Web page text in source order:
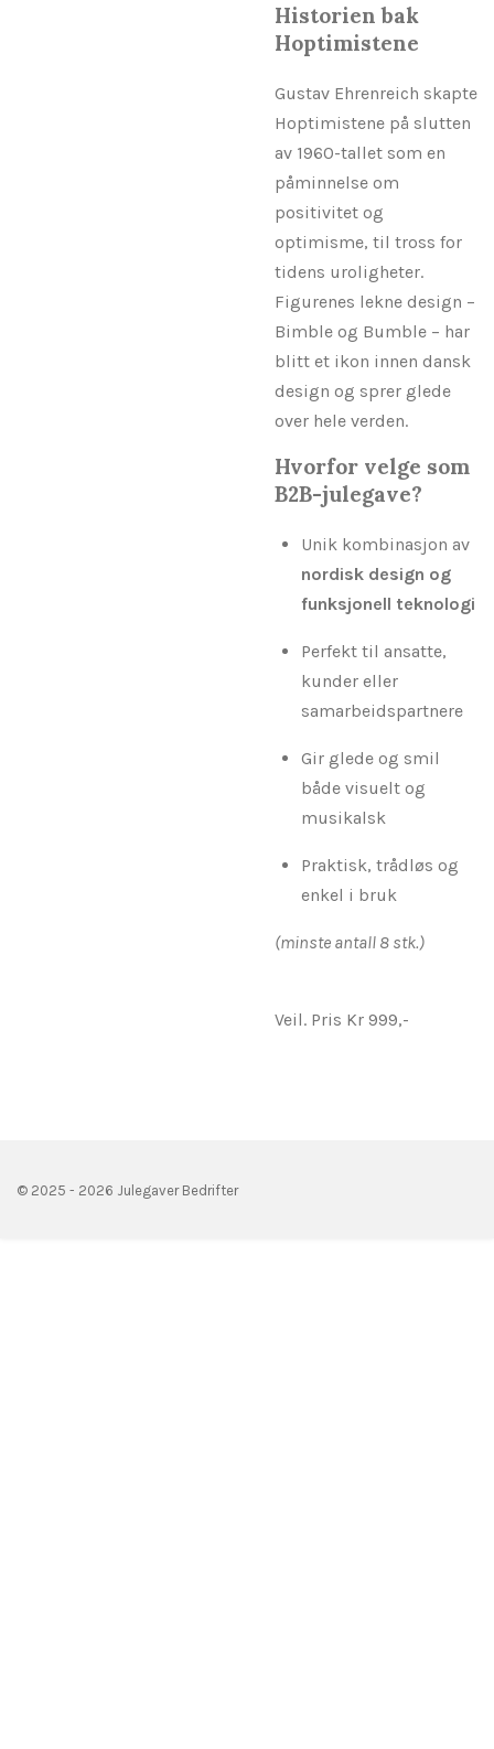
Historien bak
Hoptimistene
Gustav Ehrenreich skapte
Hoptimistene på slutten
av 1960-tallet som en
påminnelse om
positivitet og
optimisme, til tross for
tidens uroligheter.
Figurenes lekne design –
Bimble og Bumble – har
blitt et ikon innen dansk
design og sprer glede
over hele verden.
Hvorfor velge som
B2B-julegave?
Unik kombinasjon av
nordisk design og
funksjonell teknologi
Perfekt til ansatte,
kunder eller
samarbeidspartnere
Gir glede og smil
både visuelt og
musikalsk
Praktisk, trådløs og
enkel i bruk
(minste antall 8 stk.)
Veil. Pris Kr 999,-
© 2025 - 2026 Julegaver Bedrifter